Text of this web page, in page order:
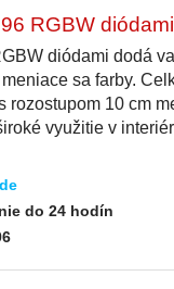
RGBW diódami
diódami dodá
sa farby.
rozostupom 10 cm
využitie v
do 24 hodín